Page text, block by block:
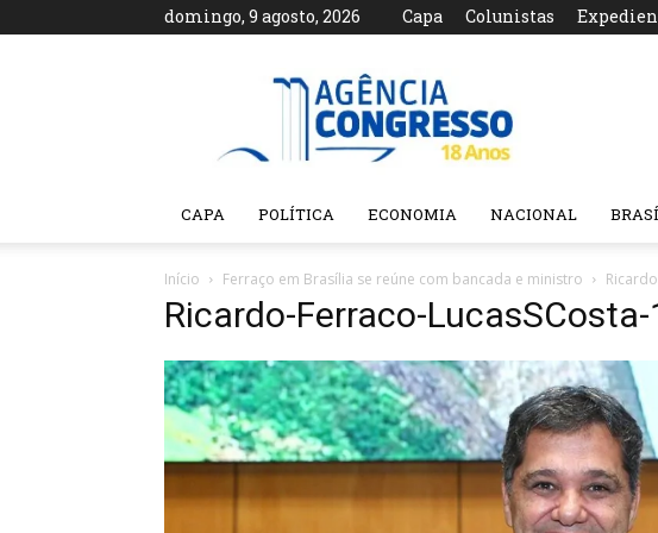
domingo, 9 agosto, 2026 Capa Colunistas
Agência
CAPA POLÍTICA ECONOMIA NACIONAL
Início Ferraço em Brasília se reúne com bancada e ministro
Ricardo-Ferraco-